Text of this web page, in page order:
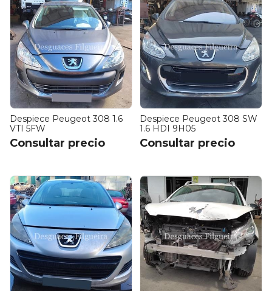
Despiece Peugeot 308 1.6
VTI 5FW
Consultar precio
Despiece Peugeot 308 SW
1.6 HDI 9H05
Consultar precio